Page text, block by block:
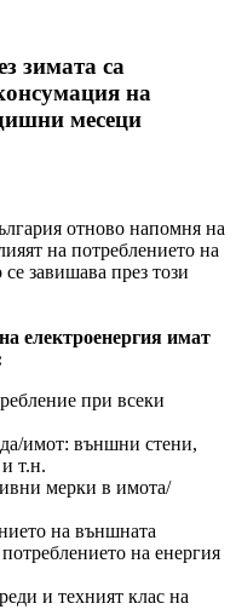
зимата са
на
месеци
отново напомня на
на потреблението на
завишава през този
електроенергия имат
при всеки
имот: външни стени,
т.н.
мерки в имота/
на външната
на енергия
и техният клас на